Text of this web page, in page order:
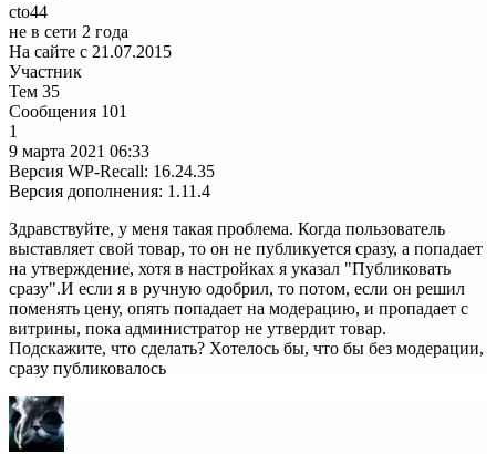
cto44
не в сети 2 года
На сайте с 21.07.2015
Участник
Тем 35
Сообщения 101
1
9 марта 2021 06:33
Версия WP-Recall: 16.24.35
Версия дополнения: 1.11.4
Здравствуйте, у меня такая проблема. Когда пользователь
выставляет свой товар, то он не публикуется сразу, а попадает
на утверждение, хотя в настройках я указал "Публиковать
сразу".И если я в ручную одобрил, то потом, если он решил
поменять цену, опять попадает на модерацию, и пропадает с
витрины, пока администратор не утвердит товар.
Подскажите, что сделать? Хотелось бы, что бы без модерации,
сразу публиковалось